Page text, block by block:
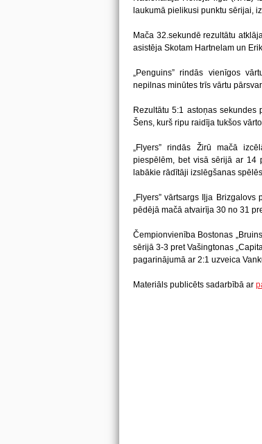
laukumā pielikusi punktu sērijai,
Mača 32.sekundē rezultātu
asistēja Skotam Hartnelam un
„Penguins” rindās vienīgos
nepilnas minūtes trīs vārtu
Rezultātu 5:1 astoņas
Šens, kurš ripu raidīja tukšos
„Flyers” rindās Žirū mačā
piespēlēm, bet visā sērijā ar 14
labākie rādītāji izslēgšanas
„Flyers” vārtsargs Iļja
pēdējā mačā atvairīja 30 no 31
Čempionvienība Bostonas
sērijā 3-3 pret Vašingtonas
pagarinājumā ar 2:1 uzveica
Materiāls publicēts sadarbībā ar